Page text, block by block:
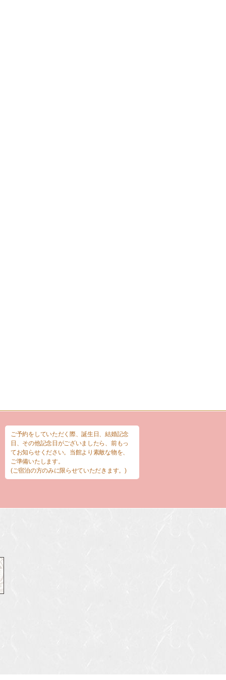
ご予約をしていただく際、誕生日、結婚記念
日、その他記念日がございましたら、前もっ
てお知らせください。当館より素敵な物を、
ご準備いたします。
(ご宿泊の方のみに限らせていただきます。)